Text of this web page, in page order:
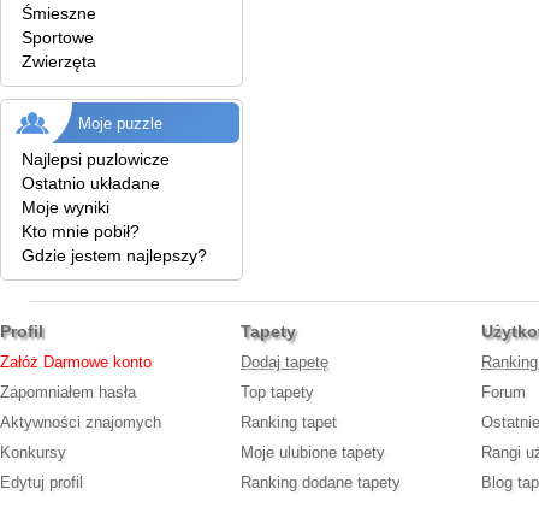
Śmieszne
Sportowe
Zwierzęta
Moje puzzle
Najlepsi puzlowicze
Ostatnio układane
Moje wyniki
Kto mnie pobił?
Gdzie jestem najlepszy?
Profil
Załóż Darmowe konto
Zapomniałem hasła
Aktywności znajomych
Konkursy
Edytuj profil
Tapety
Dodaj tapetę
Top tapety
Ranking tapet
Moje ulubione tapety
Ranking dodane tapety
Forum
Rangi
Blog